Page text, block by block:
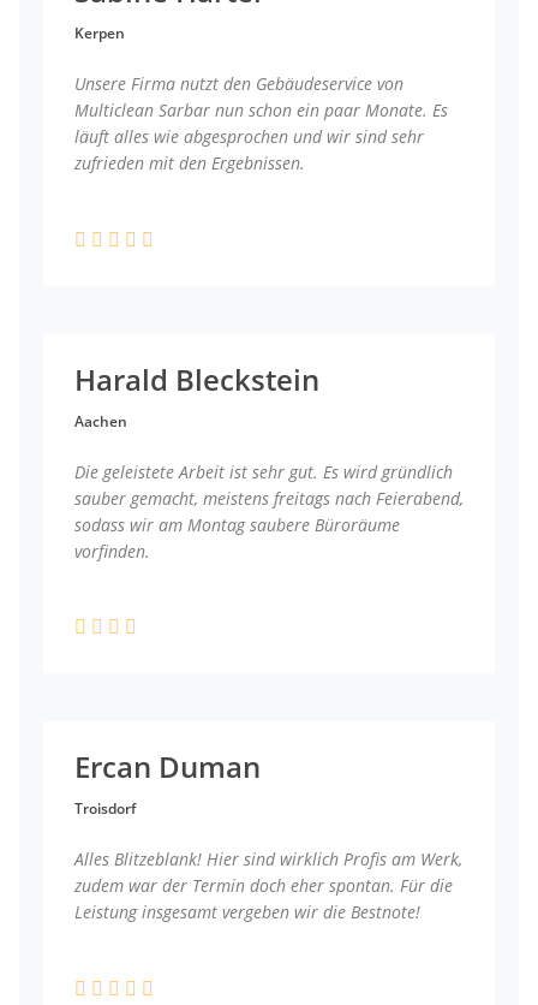
Kerpen
Unsere Firma nutzt den Gebäudeservice von
Multiclean Sarbar nun schon ein paar Monate. Es
läuft alles wie abgesprochen und wir sind sehr
zufrieden mit den Ergebnissen.
Harald Bleckstein
Aachen
Die geleistete Arbeit ist sehr gut. Es wird gründlich
sauber gemacht, meistens freitags nach Feierabend,
sodass wir am Montag saubere Büroräume
vorfinden.
Ercan Duman
Troisdorf
Alles Blitzeblank! Hier sind wirklich Profis am Werk,
zudem war der Termin doch eher spontan. Für die
Leistung insgesamt vergeben wir die Bestnote!